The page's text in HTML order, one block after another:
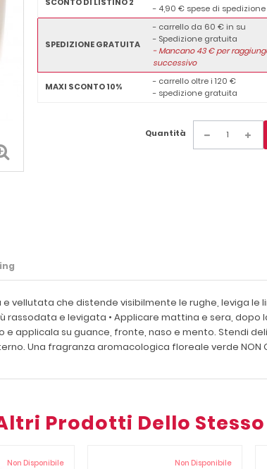
- 4,90 € spese di spedizione
SPEDIZIONE GRATUITA
- carrello da 60 € in su
- Spedizione gratuita
-Mancano43€ per
successivo
MAXI SCONTO 10%
- carrello oltre i 120 €
- spedizione gratuita
Quantità
e vellutata che distende visibilmente le rughe, leviga
e levigata • Applicare mattina e sera, dopo
applicala su guance, fronte, naso e mento. Stendi
fragranza aromacologica floreale verde NON
Prodotti Dello
Non Disponibile Non Disponibile